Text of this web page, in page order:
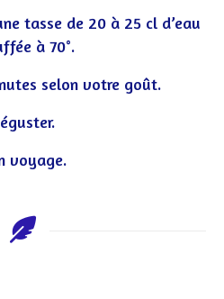
tasse de 20 à 25 cl d’eau
à 70°.
selon votre goût.
voyage.